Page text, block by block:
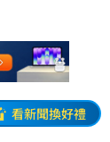
看新聞換好禮